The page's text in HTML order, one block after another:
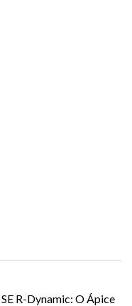
R-Dynamic: O Ápice